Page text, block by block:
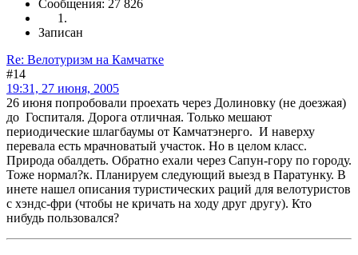
Сообщения: 27 826
Записан
Re: Велотуризм на Камчатке
#14
19:31, 27 июня, 2005
26 июня попробовали проехать через Долиновку (не доезжая)
до Госпиталя. Дорога отличная. Только мешают
периодические шлагбаумы от Камчатэнерго. И наверху
перевала есть мрачноватый участок. Но в целом класс.
Природа обалдеть. Обратно ехали через Сапун-гору по городу.
Тоже нормал?к. Планируем следующий выезд в Паратунку. В
инете нашел описания туристических раций для велотуристов
с хэндс-фри (чтобы не кричать на ходу друг другу). Кто
нибудь пользовался?